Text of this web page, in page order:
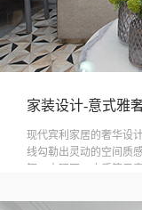
家装设计-意式雅
现代宾利家居的奢华设
线勾勒出灵动的空间质
金属线条做装饰，顶部